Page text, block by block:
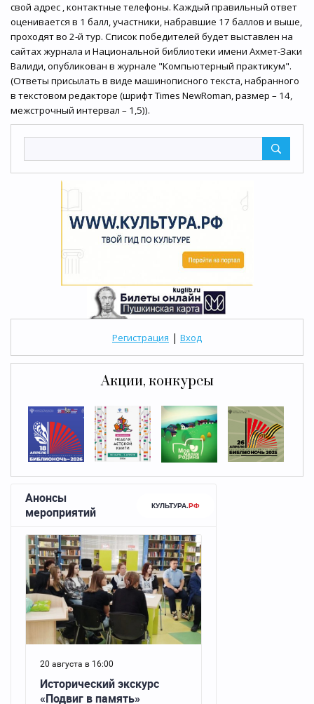
Регистрация | Вход
Акции, конкурсы
свой адрес , контактные телефоны. Каждый правильный ответ
оценивается в 1 балл, участники, набравшие 17 баллов и выше,
проходят во 2-й тур. Список победителей будет выставлен на
сайтах журнала и Национальной библиотеки имени Ахмет-Заки
Валиди, опубликован в журнале "Компьютерный практикум".
(Ответы присылать в виде машинописного текста, набранного
в текстовом редакторе (шрифт Times NewRoman, размер – 14,
межстрочный интервал – 1,5)).